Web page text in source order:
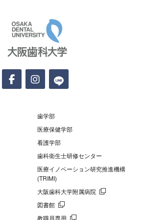
歯学部
医療保健学部
看護学部
歯科衛生士研修センター
医療イノベーション研究推進機構
(TRIMI)
大阪歯科大学附属病院
図書館
教職員専用